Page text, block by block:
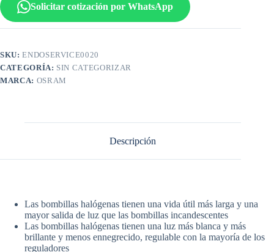
Solicitar cotización por WhatsApp
SKU:ENDOSERVICE0020
CATEGORÍA: SIN CATEGORIZAR
MARCA: OSRAM
Descripción
Las bombillas halógenas tienen una vida útil más larga y una
mayor salida de luz que las bombillas incandescentes
Las bombillas halógenas tienen una luz más blanca y más
brillante y menos ennegrecido, regulable con la mayoría de los
reguladores